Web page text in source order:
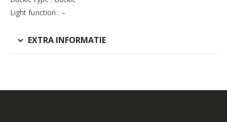
Light function : –
EXTRA INFORMATIE